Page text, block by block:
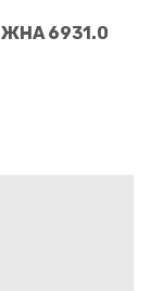
6931.0